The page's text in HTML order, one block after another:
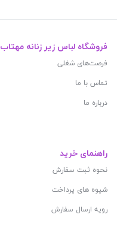
فروشگاه لباس زیر زنانه مهتاب
فرصت‌های شغلی
تماس با ما
درباره ما
راهنمای خرید
نحوه ثبت سفارش
شیوه های پرداخت
رویه ارسال سفارش